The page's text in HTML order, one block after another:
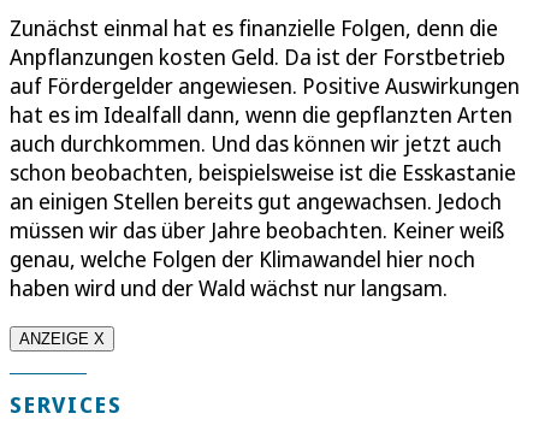
Zunächst einmal hat es finanzielle Folgen, denn die
Anpflanzungen kosten Geld. Da ist der Forstbetrieb
auf Fördergelder angewiesen. Positive Auswirkungen
hat es im Idealfall dann, wenn die gepflanzten Arten
auch durchkommen. Und das können wir jetzt auch
schon beobachten, beispielsweise ist die Esskastanie
an einigen Stellen bereits gut angewachsen. Jedoch
müssen wir das über Jahre beobachten. Keiner weiß
genau, welche Folgen der Klimawandel hier noch
haben wird und der Wald wächst nur langsam.
ANZEIGE X
SERVICES